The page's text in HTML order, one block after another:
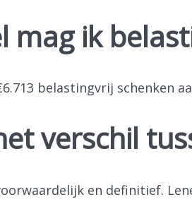
mag ik
belastingvrij schenken
verschil
en definitief.